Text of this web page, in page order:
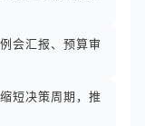
会汇报、预算审
短决策周期，推